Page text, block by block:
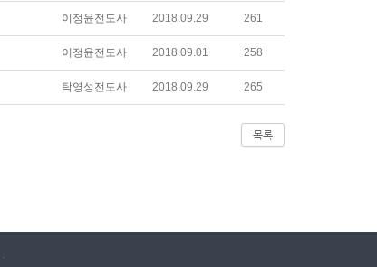
이정윤전도사 2018.09.29 261
이정윤전도사 2018.09.01 258
탁영성전도사 2018.09.29 265
목록